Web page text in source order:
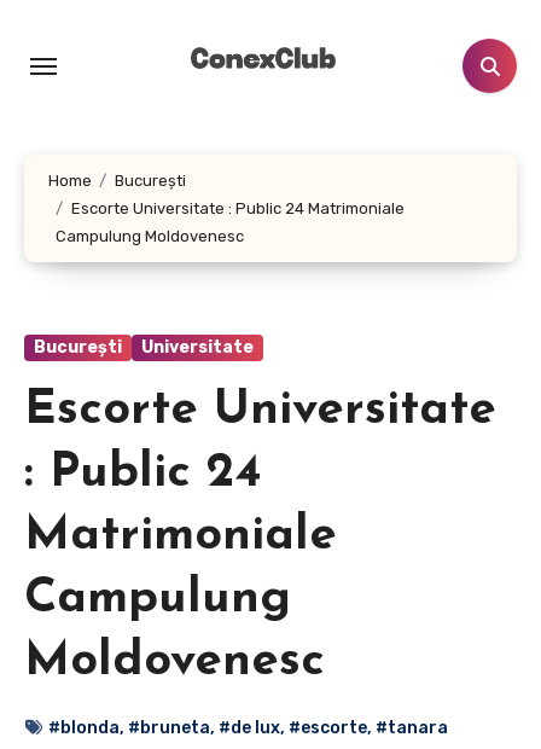
content
Home
București
Escorte Universitate : Public 24 Matrimoniale
Campulung Moldovenesc
București Universitate
Escorte Universitate
: Public 24
Matrimoniale
Campulung
Moldovenesc
#blonda, #bruneta, #de lux, #escorte, #tanara